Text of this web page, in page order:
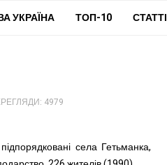
УКРАЇНА ТОП-10 СТАТТІ
4979
села Гетьманка,